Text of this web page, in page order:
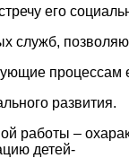
его
служб,
процессам
развития.
работы –
детей-